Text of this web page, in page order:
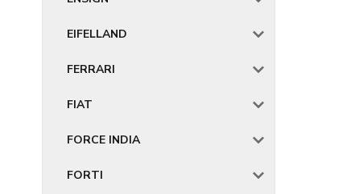
EIFELLAND
FERRARI
FIAT
FORCE INDIA
FORTI